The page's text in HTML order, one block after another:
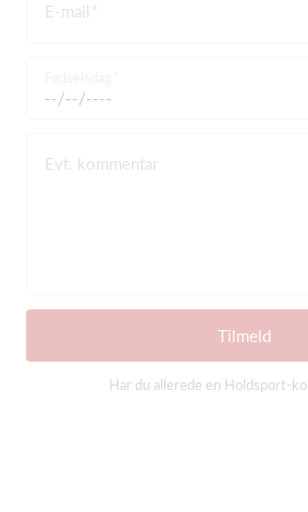
E-mail
Evt. kommentar
Tilmeld
Har du allerede en Holdsport-